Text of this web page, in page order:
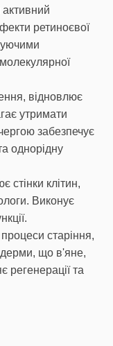
ретиноєвої
відновлює
утримати
забезпечує
однорідну
стінки клітин,
Виконує
старіння,
дерми, що в'яне,
регенерації та